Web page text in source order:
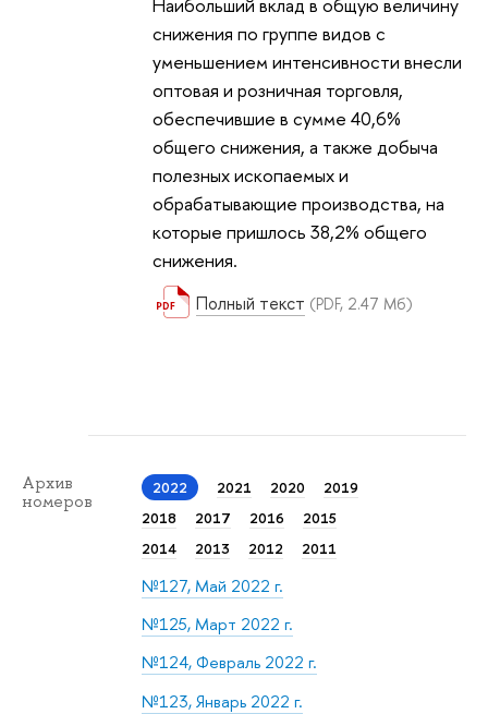
снижения по группе видов с
уменьшением интенсивности внесли
оптовая и розничная торговля,
обеспечившие в сумме 40,6%
общего снижения, а также добыча
полезных ископаемых и
обрабатывающие производства, на
которые пришлось 38,2% общего
снижения.
Полный текст (PDF, 2.47 Мб)
Архив
номеров
2022 2021 2020
2019
2018
2017 2016
2015
2014
2013 2012 2011
№127, Май 2022 г.
№125, Март 2022 г.
№124, Февраль 2022 г.
№123, Январь 2022 г.